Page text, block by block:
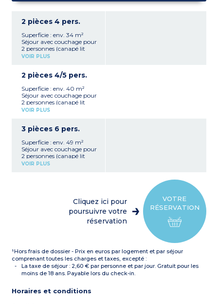
2 pièces 4 pers.
Superficie : env. 34 m²
Séjour avec couchage pour
2 personnes (canapé lit
gigogne ou BZ)
hotte, micro-ondes/gril,
cafetière à capsules et
filtres
Chambre avec un lit
double
Coffre fort
VOIR PLUS
2 pièces 4/5 pers.
Superficie : env. 40 m²
Séjour avec couchage pour
2 personnes (canapé lit
gigogne ou BZ) et
Kitchenette équipée
hotte, micro-ondes/gril,
réfrigérateur, lave-vaisselle,
cafetière à capsules et
filtres)
VOIR PLUS
3 pièces 6 pers.
Superficie : env. 49 m²
Séjour avec couchage pour
2 personnes (canapé lit
gigogne ou BZ)
cafetière à capsules et
Chambre avec un lit
salle de douche
Coffre fort
VOIR PLUS
VOTRE
RÉSERVATION
Cliquez ici pour
poursuivre votre
réservation
¹Hors frais de dossier - Prix en euros par logement et par séjour
comprenant toutes les charges et taxes, excepté :
La taxe de séjour : 2,60 € par personne et par jour. Gratuit pour les
moins de 18 ans. Payable lors du check-in.
Horaires et conditions